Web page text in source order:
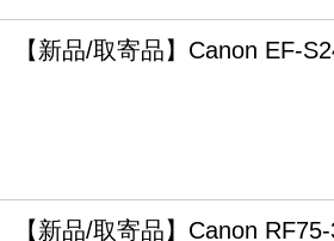
【新品/取寄品】Canon EF-
【新品/取寄品】Canon